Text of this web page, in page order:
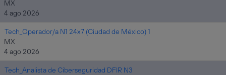
MX
4 ago 2026
Tech_Operador/a N1 24x7 (Ciudad de México) 1
MX
4 ago 2026
Tech_Analista de Ciberseguridad DFIR N3